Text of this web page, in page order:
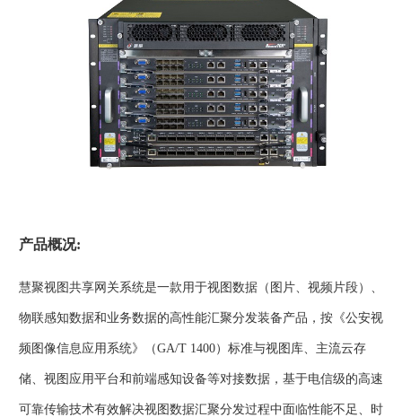
产品概况:
慧聚视图共享网关系统是一款用于视图数据（图片、视频片段）、
物联感知数据和业务数据的高性能汇聚分发装备产品，按《公安视
频图像信息应用系统》（GA/T 1400）标准与视图库、主流云存
储、视图应用平台和前端感知设备等对接数据，基于电信级的高速
可靠传输技术有效解决视图数据汇聚分发过程中面临性能不足、时